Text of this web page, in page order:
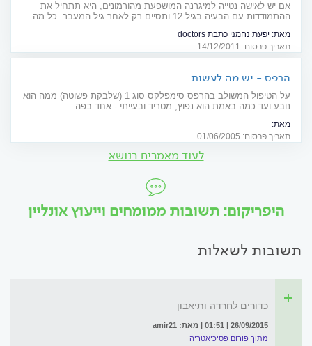
אם יש לאישה נטייה למיגרנה המושפעת מהורמונים, היא תתחיל את
ההתמודדות עם הבעיה בגיל 12 ותסיים רק לאחר גיל המעבר. כל מה
מאת: יפעת נחמני כתבת doctors
תאריך פרסום: 14/12/2011
הרפס - יש מה לעשות
על הטיפול המשולב בהרפס סימפלקס סוג 1 (שלבקת פשוטה) ממה הוא
נובע ועד כמה באמת הוא נפוץ, מטריד ובעייתי - אחד בפה
מאת:
תאריך פרסום: 01/06/2005
לעוד מאמרים בנושא
היפריקום: תשובות ממומחים וייעוץ אונליין
תשובות לשאלות
כדורים לחרדה ותיאבון
26/09/2015 | 01:51 | מאת: amir21
מתוך פורום פסיכיאטריה